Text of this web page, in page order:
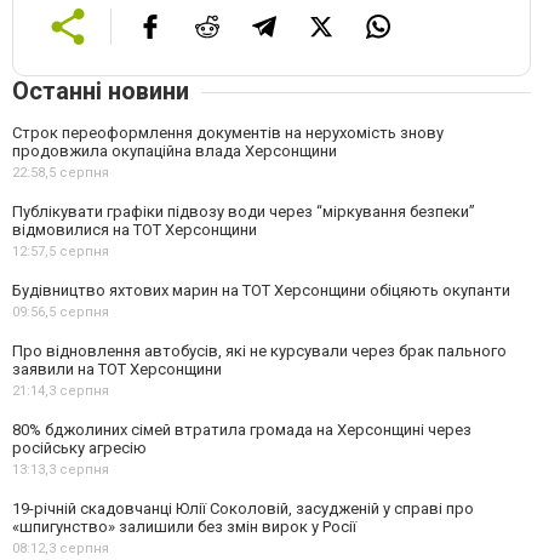
Останні новини
Строк переоформлення документів на нерухомість знову
продовжила окупаційна влада Херсонщини
22:58,5 серпня
Публікувати графіки підвозу води через “міркування безпеки”
відмовилися на ТОТ Херсонщини
12:57,5 серпня
Будівництво яхтових марин на ТОТ Херсонщини обіцяють окупанти
09:56,5 серпня
Про відновлення автобусів, які не курсували через брак пального
заявили на ТОТ Херсонщини
21:14,3 серпня
80% бджолиних сімей втратила громада на Херсонщині через
російську агресію
13:13,3 серпня
19-річній скадовчанці Юлії Соколовій, засудженій у справі про
«шпигунство» залишили без змін вирок у Росії
08:12,3 серпня